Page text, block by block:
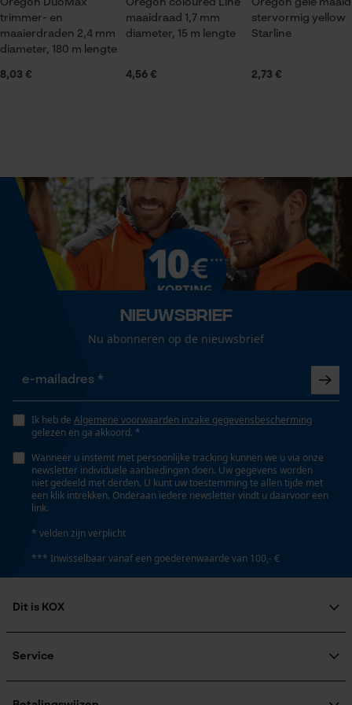
Nee
Fasewisselaar
Gereedschapsloze kettingspanning
Nee
Gereedschapsloze kettingwissel
Energie & vermogen
Accucapaciteitsaanduiding
Nee
Accu/batterij inbegrepen
Oplaadbare batterij/batterijen niet inbegrepen in de
levering
Model & collectie
Modelnaam
Yellow Roundline
Oregon DuoMax
trimmer- en
maaierdraden 2,4 mm
diameter, 180 m lengte
8,03 €
Oregon coloured Line
maaidraad 1,7 mm
diameter, 15 m lengte
4,56 €
Oregon gele
stervormig yellow
Starline
2,73 €
Nieuwsbrief
Nu abonneren op de nieuwsbrief
Ik heb de Algemene voorwaarden inzake gegevensbescherming
gelezen en ga akkoord. *
Wanneer u instemt met persoonlijke tracking kunnen we u via onze
newsletter individuele aanbiedingen doen. Uw gegevens worden
niet gedeeld met derden. U kunt uw toestemming te allen tijde met
een klik intrekken. Onderaan iedere newsletter vindt u daarvoor een
link.
* velden zijn verplicht
*** Inwisselbaar vanaf een goederenwaarde van 100,- €
Dit is KOX
Maatschappelijke betrokkenheid
Service
Statistische Cookies
Fact-Finder Tracking
Prestatie en functionele
Cookies
Persoonlijke begroeting
Geo-IP en gebruikersdetectie
YouTube-video's
Google Maps
Marketing Cookies
Survicate